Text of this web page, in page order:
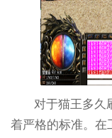
对于猫王多久
着严格的标准。在